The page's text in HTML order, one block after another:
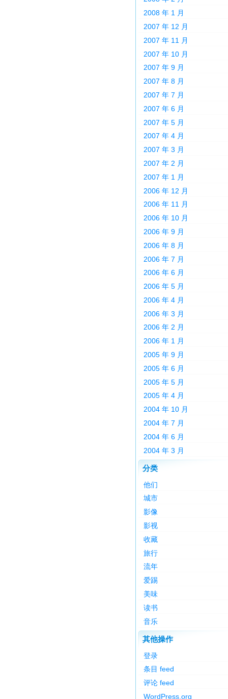
2008 年 1 月
2007 年 12 月
2007 年 11 月
2007 年 10 月
2007 年 9 月
2007 年 8 月
2007 年 7 月
2007 年 6 月
2007 年 5 月
2007 年 4 月
2007 年 3 月
2007 年 2 月
2007 年 1 月
2006 年 12 月
2006 年 11 月
2006 年 10 月
2006 年 9 月
2006 年 8 月
2006 年 7 月
2006 年 6 月
2006 年 5 月
2006 年 4 月
2006 年 3 月
2006 年 2 月
2006 年 1 月
2005 年 9 月
2005 年 6 月
2005 年 5 月
2005 年 4 月
2004 年 10 月
2004 年 7 月
2004 年 6 月
2004 年 3 月
分类
他们
城市
影像
影视
收藏
旅行
流年
爱踢
美味
读书
音乐
其他操作
登录
条目 feed
评论 feed
WordPress.org